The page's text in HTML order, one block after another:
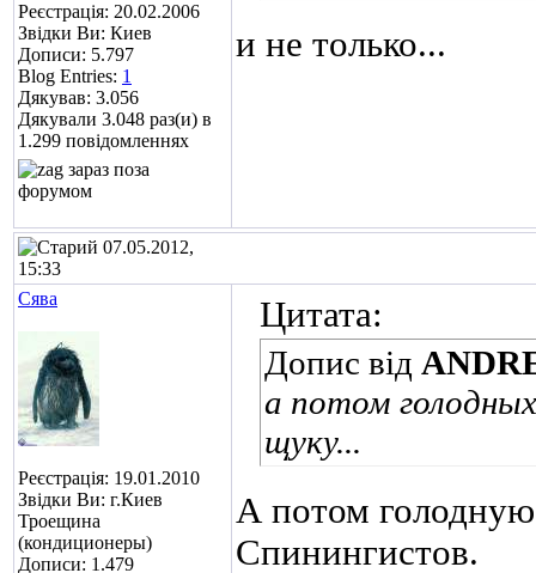
Реєстрація: 20.02.2006
Звідки Ви: Киев
Дописи: 5.797
Blog Entries: 1
Дякував: 3.056
Дякували 3.048 раз(и) в
1.299 повідомленнях
и не только...
07.05.2012,
15:33
Сява
Реєстрація: 19.01.2010
Звідки Ви: г.Киев
Троещина
(кондиционеры)
Дописи: 1.479
Цитата:
Допис від
а потом
щуку...
А потом
Спинингистов.